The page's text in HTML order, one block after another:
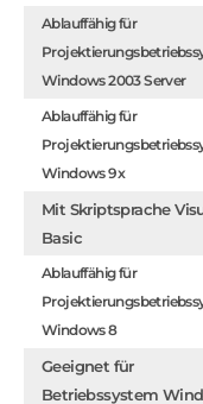
Ablauffähig für
Windows 2003 Server
Ablauffähig für
Windows 9x
Mit Skriptsprache
Basic
Ablauffähig für
Windows 8
Geeignet für
Betriebssystem